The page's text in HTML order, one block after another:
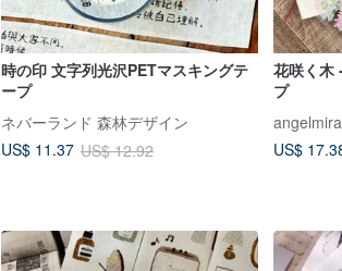
時の印 文字列光沢PETマスキングテ
ープ
ネバーランド 森林デザイン
US$ 11.37 US$ 12.92
花咲く木
プ
angelmira
US$